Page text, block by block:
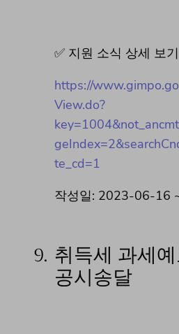
✅ 지원 소식 상세 보
https://
View.do?
te_cd=1
작성일: 2023-06-16
9. 취득세 과세
공시송달